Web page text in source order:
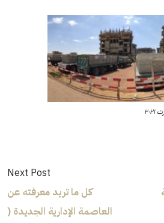
Next Post
كل ما تريد معرفته عن
العاصمة الإدارية الجديدة (